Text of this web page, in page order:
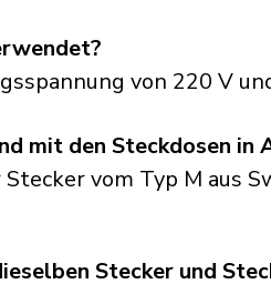
von 220 V
mit den Steckdosen in
vom Typ M aus
Stecker und